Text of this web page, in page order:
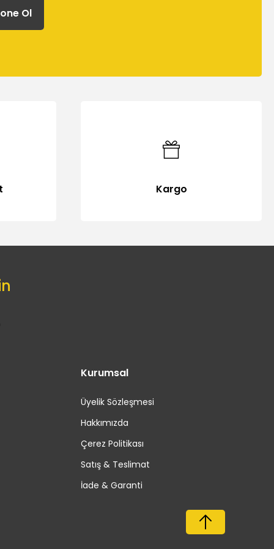
Ol
Kargo
Kurumsal
Üyelik Sözleşmesi
Hakkımızda
Çerez Politikası
Satış & Teslimat
İade & Garanti